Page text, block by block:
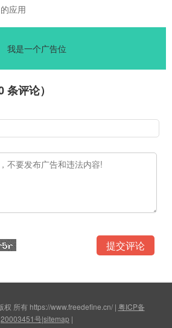
应用
我是一个广告位
条评论）
所有 https://www.freedefine.cn/ | 粤ICP备
20003451号|sitemap |